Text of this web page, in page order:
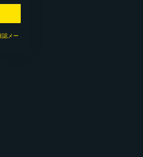
認メー